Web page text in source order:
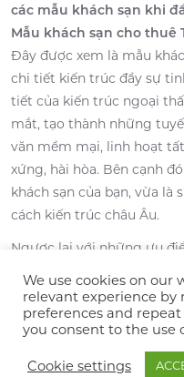
các mẫu khách sạn khi
Mẫu khách sạn cho thuê
Đây được xem là mẫu
chi tiết kiến trúc đầy sự
tiết của kiến trúc ngoại
mắt, tạo thành những
văn mềm mại, linh hoạt
xứng, hài hòa. Bên cạnh
khách sạn của bạn, vừa
cách kiến trúc châu Âu.
Ngược lại với những ưu
chính là độ lớn và sự tỉ mỉ
cách này thường được
chi phí cho nội thất theo
không kém. Bởi giá
We use cookies on our
relevant experience
preferences and repeat
you consent to the use
Cookie settings